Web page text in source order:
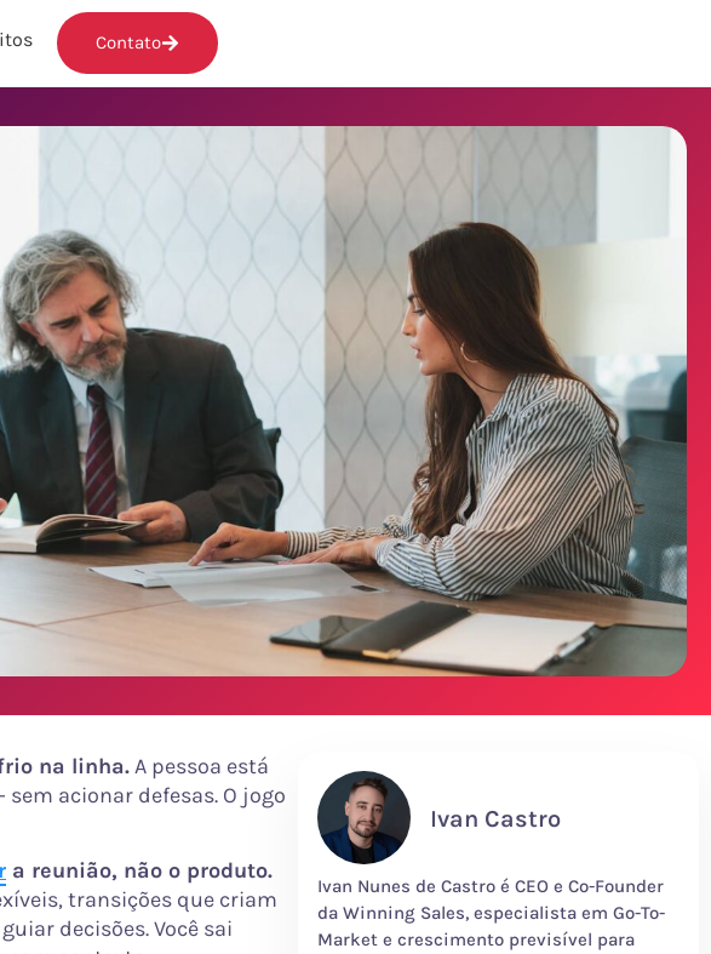
Contato
na linha.A pessoa está
acionar defesas. O jogo
a reunião, não o produto.
transições que criam
decisões. Você sai
Ivan Castro
Ivan Nunes de Castro é CEO e Co-Founder
da Winning Sales, especialista em Go-To-
Market e crescimento previsível para